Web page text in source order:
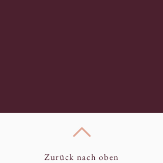
Zurück nach oben